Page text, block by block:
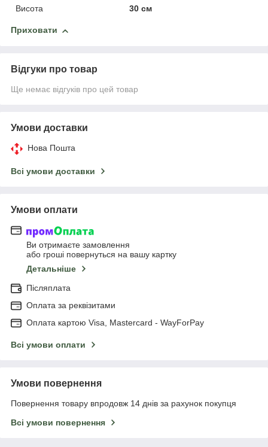
Висота
30 см
Приховати
Відгуки про товар
Ще немає відгуків про цей товар
Умови доставки
Нова Пошта
Всі умови доставки
Умови оплати
Ви отримаєте замовлення
або гроші повернуться на вашу картку
Детальніше
Післяплата
Оплата за реквізитами
Оплата картою Visa, Mastercard - WayForPay
Всі умови оплати
Умови повернення
Повернення товару впродовж 14 днів за рахунок покупця
Всі умови повернення